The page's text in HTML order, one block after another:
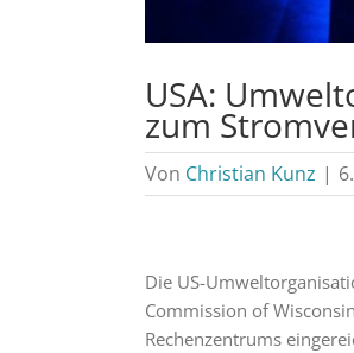
USA:
zum
Von Christian Kunz |
Die US-
Commission of
Rechenzentrums